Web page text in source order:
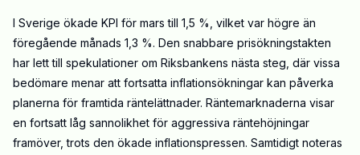
I Sverige ökade KPI för mars till 1,5 %, vilket var högre än
föregående månads 1,3 %. Den snabbare prisökningstakten
har lett till spekulationer om Riksbankens nästa steg, där vissa
bedömare menar att fortsatta inflationsökningar kan påverka
planerna för framtida räntelättnader. Räntemarknaderna visar
en fortsatt låg sannolikhet för aggressiva räntehöjningar
framöver, trots den ökade inflationspressen. Samtidigt noteras